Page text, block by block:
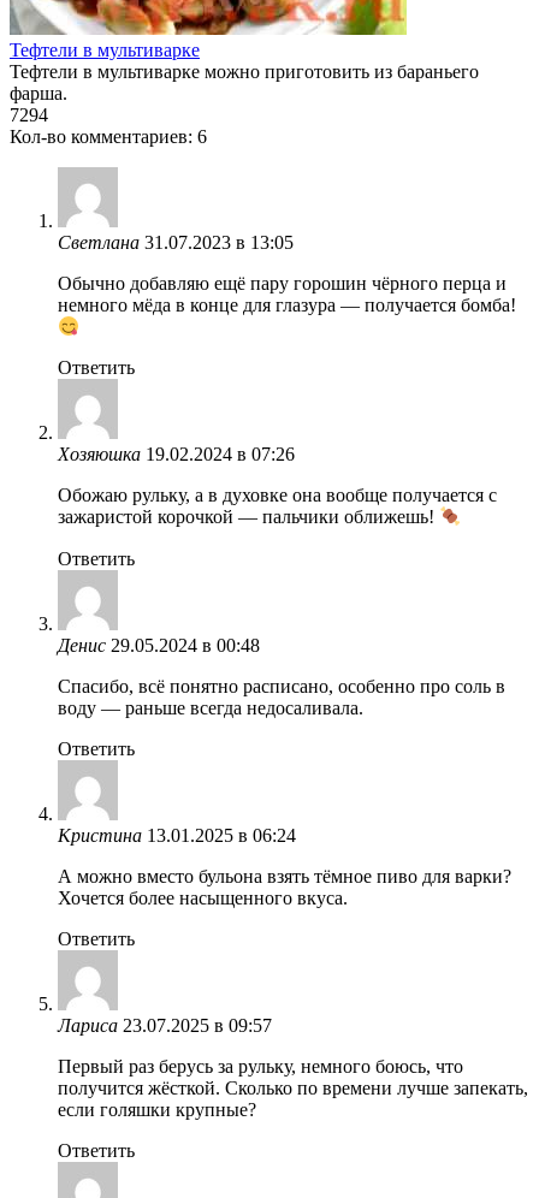
Тефтели в мультиварке
Тефтели в мультиварке можно приготовить из бараньего
фарша.
7294
Кол-во комментариев: 6
Светлана 31.07.2023 в 13:05
Обычно добавляю ещё пару горошин чёрного перца и
немного мёда в конце для глазура — получается бомба!
Ответить
Хозяюшка 19.02.2024 в 07:26
Обожаю рульку, а в духовке она вообще получается с
зажаристой корочкой — пальчики оближешь!
Ответить
Денис 29.05.2024 в 00:48
Спасибо, всё понятно расписано, особенно про соль в
воду — раньше всегда недосаливала.
Ответить
Кристина 13.01.2025 в 06:24
А можно вместо бульона взять тёмное пиво для варки?
Хочется более насыщенного вкуса.
Ответить
Лариса 23.07.2025 в 09:57
Первый раз берусь за рульку, немного боюсь, что
получится жёсткой. Сколько по времени лучше запекать,
если голяшки крупные?
Ответить